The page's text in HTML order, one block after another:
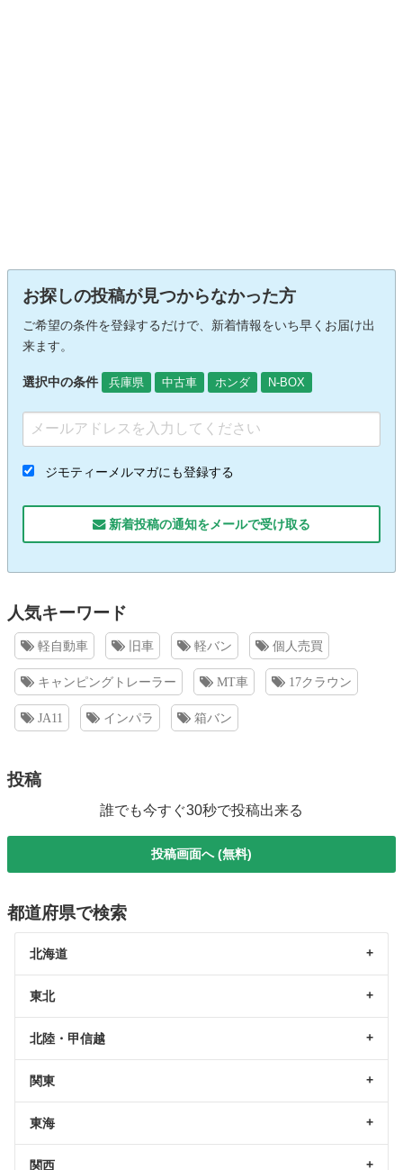
お探しの投稿が見つからなかった方
ご希望の条件を登録するだけで、新着情報をいち早くお届け出
来ます。
選択中の条件 兵庫県 中古車 ホンダ N-BOX
ジモティーメルマガにも登録する
新着投稿の通知をメールで受け取る
人気キーワード
軽自動車 旧車 軽バン 個人売買
キャンピングトレーラー MT車 17クラウン
JA11 インパラ 箱バン
投稿
誰でも今すぐ30秒で投稿出来る
投稿画面へ (無料)
都道府県で検索
北海道
東北
北陸・甲信越
関東
東海
関西